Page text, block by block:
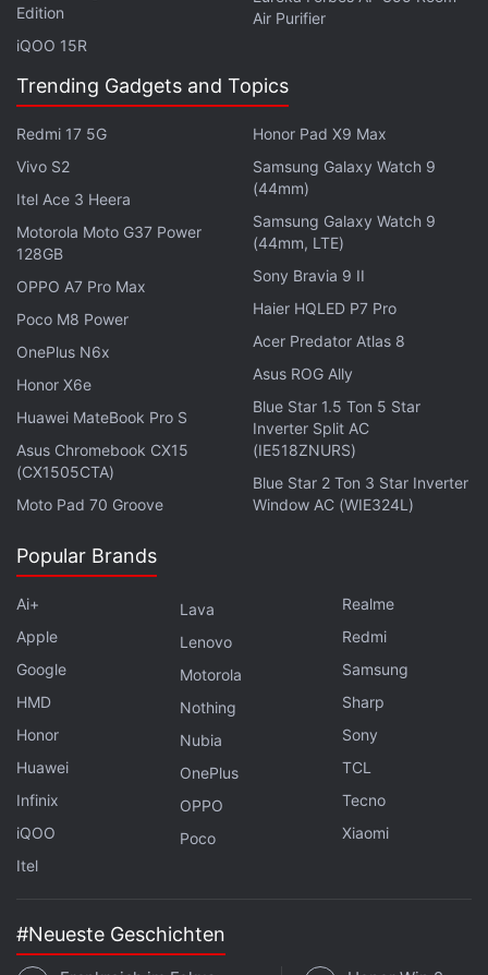
Edition
iQOO 15R
Air Purifier
Trending Gadgets and Topics
Redmi 17 5G
Vivo S2
Itel Ace 3 Heera
Motorola Moto G37 Power
128GB
OPPO A7 Pro Max
Poco M8 Power
OnePlus N6x
Honor X6e
Huawei MateBook Pro S
Asus Chromebook CX15
(CX1505CTA)
Moto Pad 70 Groove
Honor Pad X9 Max
Samsung Galaxy Watch 9
(44mm)
Samsung Galaxy Watch 9
(44mm, LTE)
Sony Bravia 9 II
Haier HQLED P7 Pro
Acer Predator Atlas 8
Asus ROG Ally
Blue Star 1.5 Ton 5 Star
Inverter Split AC
(IE518ZNURS)
Blue Star 2 Ton 3 Star Inverter
Window AC (WIE324L)
Popular Brands
Ai+
Apple
Google
HMD
Honor
Huawei
Infinix
iQOO
Itel
Lava
Lenovo
Motorola
Nothing
Nubia
OnePlus
OPPO
Poco
Realme
Redmi
Samsung
Sharp
Sony
TCL
Tecno
Xiaomi
#Neueste Geschichten